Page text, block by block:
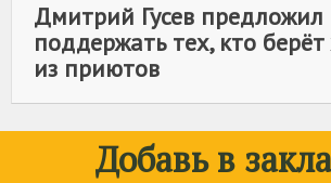
Дмитрий Гусев предложил
поддержать тех, кто
из приютов
Добавь в